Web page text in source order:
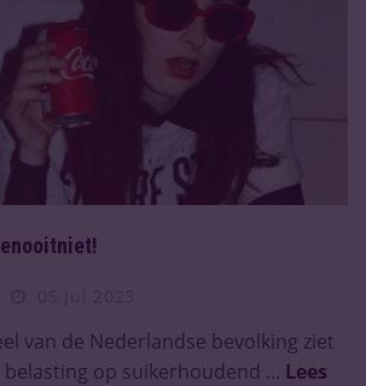
van de Nederlandse bevolking ziet
op suikerhoudend ... Lees